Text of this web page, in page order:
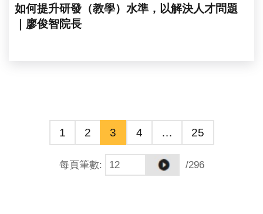
如何提升研發（教學）水準，以解決人才問題
｜廖俊智院長
1 2 3 4 … 25
每頁筆數: /296